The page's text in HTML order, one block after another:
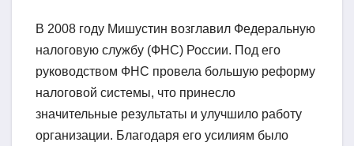
В 2008 году Мишустин возглавил Федеральную
налоговую службу (ФНС) России. Под его
руководством ФНС провела большую реформу
налоговой системы, что принесло
значительные результаты и улучшило работу
организации. Благодаря его усилиям было